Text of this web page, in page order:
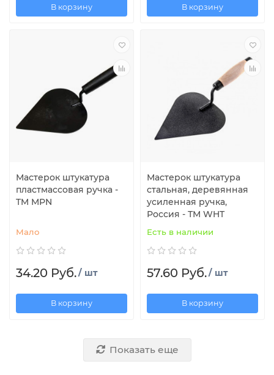
В корзину В корзину
Мастерок штукатура
пластмассовая ручка -
TM MPN
Мало
34.20 Руб./ шт
В корзину
Мастерок штукатура
стальная, деревянная
усиленная ручка,
Россия - ТМ WHT
Есть в наличии
57.60 Руб./ шт
В корзину
Показать еще